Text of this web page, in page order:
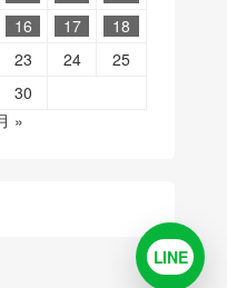
16 17
18
23 24
25
30
»
LINELINEで